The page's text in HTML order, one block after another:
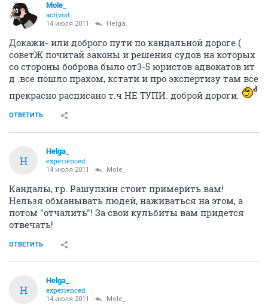
Mole_
activist
14 июля 2011 Helga_
Докажи- или доброго пути по кандальной дороге (
советЖ почитай законы и решения судов на которых
со стороны боброва было от3-5 юристов адвокатов ит
д .все пошло прахом, кстати и про экспертизу там все
прекрасно расписано т.ч НЕ ТУПИ. доброй дороги.
ОТВЕТИТЬ
H
Helga_
experienced
14 июля 2011 Mole_
Кандалы, гр. Рашупкин стоит примерить вам!
Нельзя обманывать людей, наживаться на этом, а
потом "отчалить"! За свои кульбиты вам придется
отвечать!
ОТВЕТИТЬ
H
Helga_
experienced
14 июля 2011 Mole_